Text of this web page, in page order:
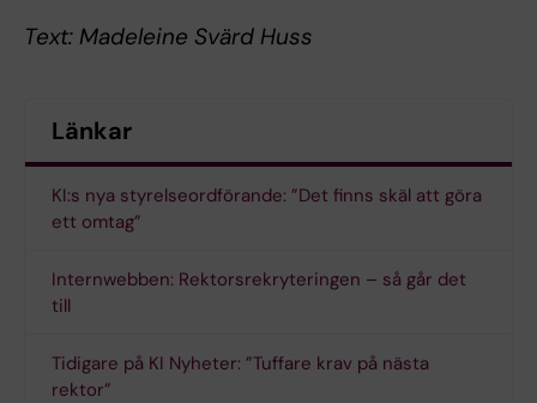
Text: Madeleine Svärd Huss
Länkar
KI:s nya styrelseordförande: ”Det finns skäl att göra
ett omtag”
Internwebben: Rektorsrekryteringen – så går det
till
Tidigare på KI Nyheter: ”Tuffare krav på nästa
rektor”